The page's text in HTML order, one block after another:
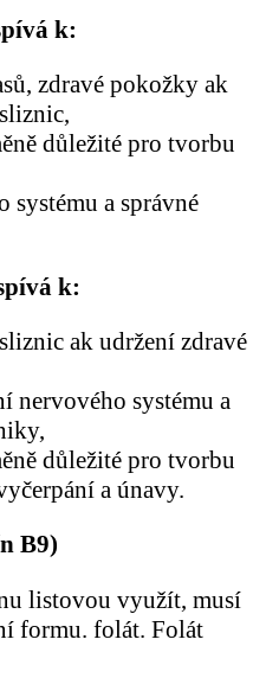
k:
zdravé pokožky ak
důležité pro tvorbu
a správné
k:
ak udržení zdravé
nervového systému a
důležité pro tvorbu
a únavy.
B9)
listovou využít, musí
formu. folát. Folát